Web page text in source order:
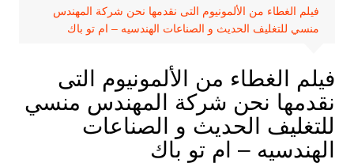
فيلم الغطاء من الألمونيوم التى نقدمها نحن شركة المهندس
منسي للتغليف الحديث و الصناعات الهندسيه – ام تو باك
فيلم الغطاء من الألمونيوم التى
نقدمها نحن شركة المهندس منسي
للتغليف الحديث و الصناعات
الهندسيه – ام تو باك